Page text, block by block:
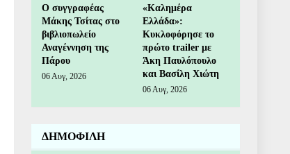
Ο συγγραφέας
Μάκης Τσίτας στο
βιβλιοπωλείο
Αναγέννηση της
Πάρου
06 Αυγ, 2026
«Καλημέρα
Ελλάδα»:
Κυκλοφόρησε το
πρώτο trailer με
Άκη Παυλόπουλο
και Βασίλη Χιώτη
06 Αυγ, 2026
ΔΗΜΟΦΙΛΗ